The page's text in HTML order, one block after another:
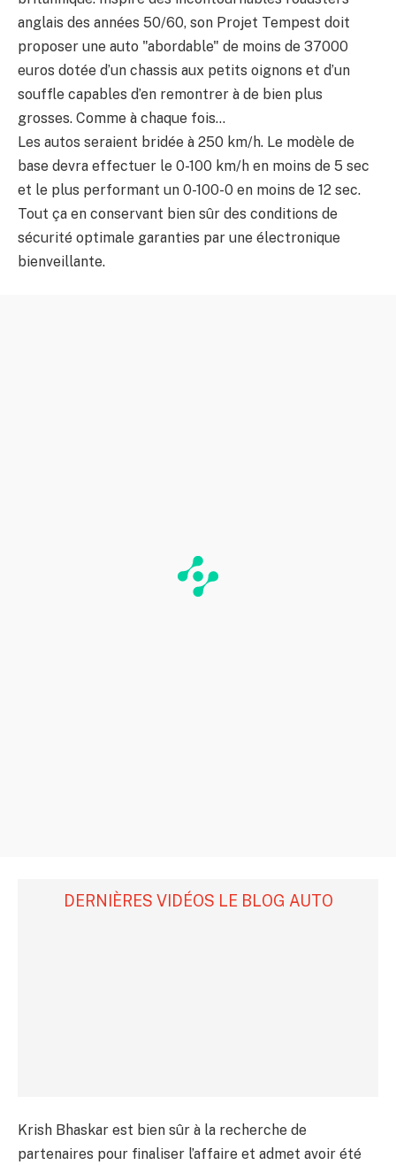
anglais des années 50/60, son Projet Tempest doit
proposer une auto "abordable" de moins de 37000
euros dotée d’un chassis aux petits oignons et d’un
souffle capables d’en remontrer à de bien plus
grosses. Comme à chaque fois…
Les autos seraient bridée à 250 km/h. Le modèle de
base devra effectuer le 0-100 km/h en moins de 5 sec
et le plus performant un 0-100-0 en moins de 12 sec.
Tout ça en conservant bien sûr des conditions de
sécurité optimale garanties par une électronique
bienveillante.
DERNIÈRES VIDÉOS LE BLOG AUTO
Krish Bhaskar est bien sûr à la recherche de
partenaires pour finaliser l’affaire et admet avoir été